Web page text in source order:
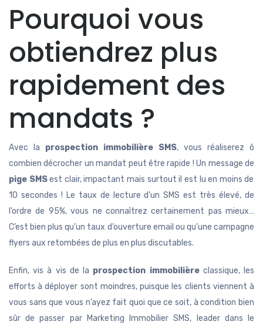
Pourquoi vous
obtiendrez plus
rapidement des
mandats ?
Avec la prospection immobilière SMS, vous réaliserez ô
combien décrocher un mandat peut être rapide ! Un message de
pige SMSest clair, impactant mais surtout il est lu en moins de
10 secondes ! Le taux de lecture d’un SMS est très élevé, de
l’ordre de 95%, vous ne connaîtrez certainement pas mieux…
C’est bien plus qu’un taux d’ouverture email ou qu’une campagne
flyers aux retombées de plus en plus discutables.
Enfin, vis à vis de la prospection immobilièreclassique, les
efforts à déployer sont moindres, puisque les clients viennent à
vous sans que vous n’ayez fait quoi que ce soit, à condition bien
sûr de passer par Marketing Immobilier SMS, leader dans le